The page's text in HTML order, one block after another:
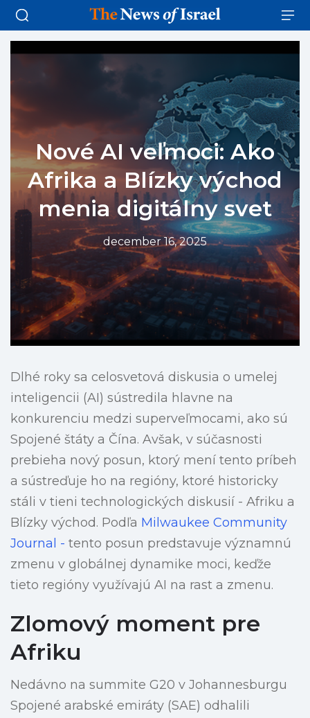
Nové AI veľmoci: Ako
Afrika a Blízky východ
menia digitálny svet
december 16, 2025
Dlhé roky sa celosvetová diskusia o umelej
inteligencii (AI) sústredila hlavne na
konkurenciu medzi superveľmocami, ako sú
Spojené štáty a Čína. Avšak, v súčasnosti
prebieha nový posun, ktorý mení tento príbeh
a sústreďuje ho na regióny, ktoré historicky
stáli v tieni technologických diskusií - Afriku a
Blízky východ. Podľa Milwaukee Community
Journal - tento posun predstavuje významnú
zmenu v globálnej dynamike moci, keďže
tieto regióny využívajú AI na rast a zmenu.
Zlomový moment pre
Afriku
Nedávno na summite G20 v Johannesburgu
Spojené arabské emiráty (SAE) odhalili